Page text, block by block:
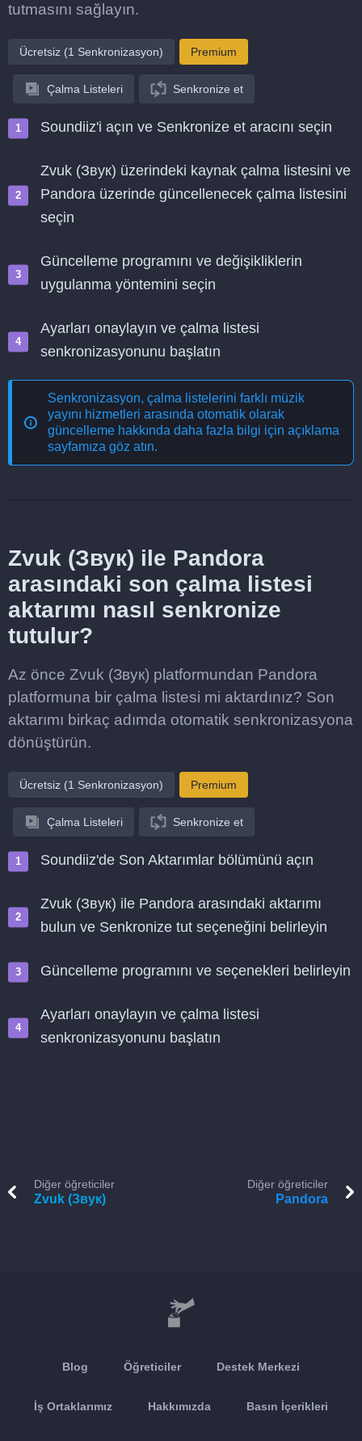
tutmasını sağlayın.
Ücretsiz (1 Senkronizasyon) Premium
Çalma Listeleri Senkronize et
Soundiiz'i açın ve Senkronize et aracını seçin
Zvuk (Звук) üzerindeki kaynak çalma listesini ve
Pandora üzerinde güncellenecek çalma listesini
seçin
Güncelleme programını ve değişikliklerin
uygulanma yöntemini seçin
Ayarları onaylayın ve çalma listesi
senkronizasyonunu başlatın
Senkronizasyon, çalma listelerini farklı müzik
yayını hizmetleri arasında otomatik olarak
güncelleme hakkında daha fazla bilgi için açıklama
sayfamıza göz atın.
Zvuk (Звук) ile Pandora
arasındaki son çalma listesi
aktarımı nasıl senkronize
tutulur?
Az önce Zvuk (Звук) platformundan Pandora
platformuna bir çalma listesi mi aktardınız? Son
aktarımı birkaç adımda otomatik senkronizasyona
dönüştürün.
Ücretsiz (1 Senkronizasyon) Premium
Çalma Listeleri Senkronize et
Soundiiz'de Son Aktarımlar bölümünü açın
Zvuk (Звук) ile Pandora arasındaki aktarımı
bulun ve Senkronize tut seçeneğini belirleyin
Güncelleme programını ve seçenekleri belirleyin
Ayarları onaylayın ve çalma listesi
senkronizasyonunu başlatın
Diğer öğreticiler
Zvuk (Звук)
Diğer öğreticiler
Pandora
Blog Öğreticiler Destek Merkezi
İş Ortaklarımız Hakkımızda Basın İçerikleri